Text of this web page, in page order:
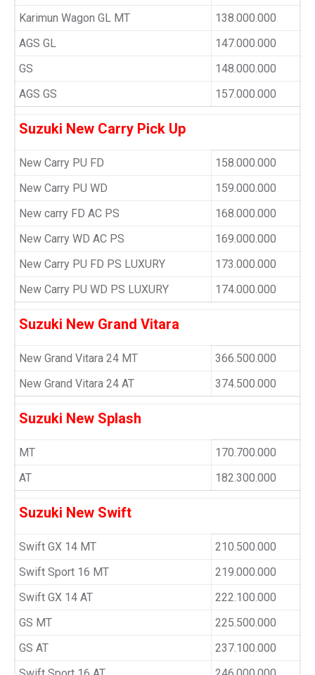
Karimun Wagon GL MT
138.000.000
AGS GL
147.000.000
GS
148.000.000
AGS GS
157.000.000
Suzuki New Carry Pick Up
New Carry PU FD
158.000.000
New Carry PU WD
159.000.000
New carry FD AC PS
168.000.000
New Carry WD AC PS
169.000.000
New Carry PU FD PS LUXURY
173.000.000
New Carry PU WD PS LUXURY
174.000.000
Suzuki New Grand Vitara
New Grand Vitara 24 MT
366.500.000
New Grand Vitara 24 AT
374.500.000
Suzuki New Splash
MT
170.700.000
AT
182.300.000
Suzuki New Swift
Swift GX 14 MT
210.500.000
Swift Sport 16 MT
219.000.000
Swift GX 14 AT
222.100.000
GS MT
225.500.000
GS AT
237.100.000